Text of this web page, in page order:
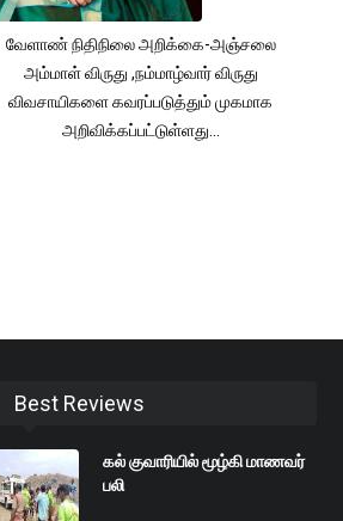
வேளாண் நிதிநிலை அறிக்கை-அஞ்சலை
அம்மாள் விருது ,நம்மாழ்வார் விருது
விவசாயிகளை கவரப்படுத்தும் முகமாக
அறிவிக்கப்பட்டுள்ளது...
Best Reviews
கல் குவாரியில் மூழ்கி மாணவர்
பலி